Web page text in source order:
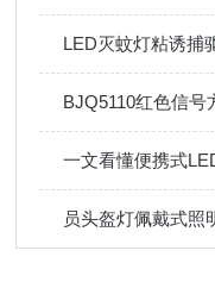
一文看懂便携式
员头盔灯佩戴式照